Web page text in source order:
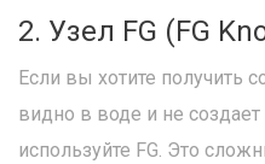
2. Узел FG (FG
Если вы хотите получить
видно в воде и не
используйте FG. Это